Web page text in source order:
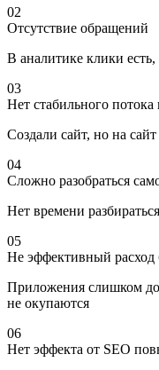
02
Отсутствие обращений
В аналитике клики
03
Нет стабильного потока
Создали сайт, но на
04
Сложно разобраться
Нет времени
05
Не эффективный расход
Приложения слишком
не окупаются
06
Нет эффекта от SEO